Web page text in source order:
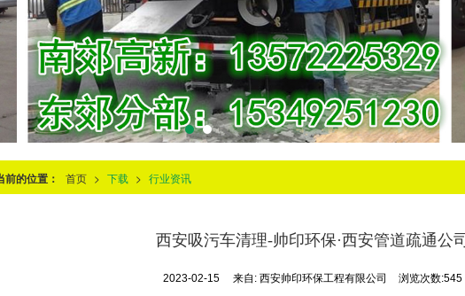
前的位置： 首页 > 下载 > 行业资讯
西安吸污车清理-帅印环保·西安管道疏通公司
2023-02-15 来自: 西安帅印环保工程有限公司 浏览次数:545